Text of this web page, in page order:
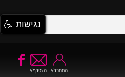
הצטרף/י התחבר/י
נגישות